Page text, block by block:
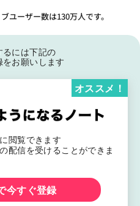
ユーザー数は130万人です。
るには下記の
お願いします
閲覧できます
配信を受けることができま
オススメ！
今すぐ登録